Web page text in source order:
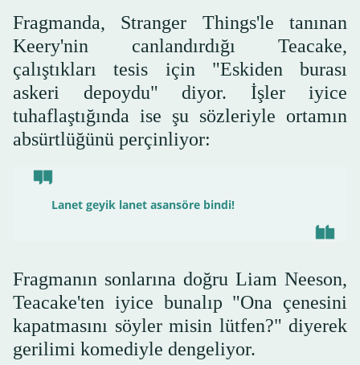
Fragmanda, Stranger Things'le tanınan
Keery'nin canlandırdığı Teacake,
çalıştıkları tesis için "Eskiden burası
askeri depoydu" diyor. İşler iyice
tuhaflaştığında ise şu sözleriyle ortamın
absürtlüğünü perçinliyor:
Lanet geyik lanet asansöre bindi!
Fragmanın sonlarına doğru Liam Neeson,
Teacake'ten iyice bunalıp "Ona çenesini
kapatmasını söyler misin lütfen?" diyerek
gerilimi komediyle dengeliyor.